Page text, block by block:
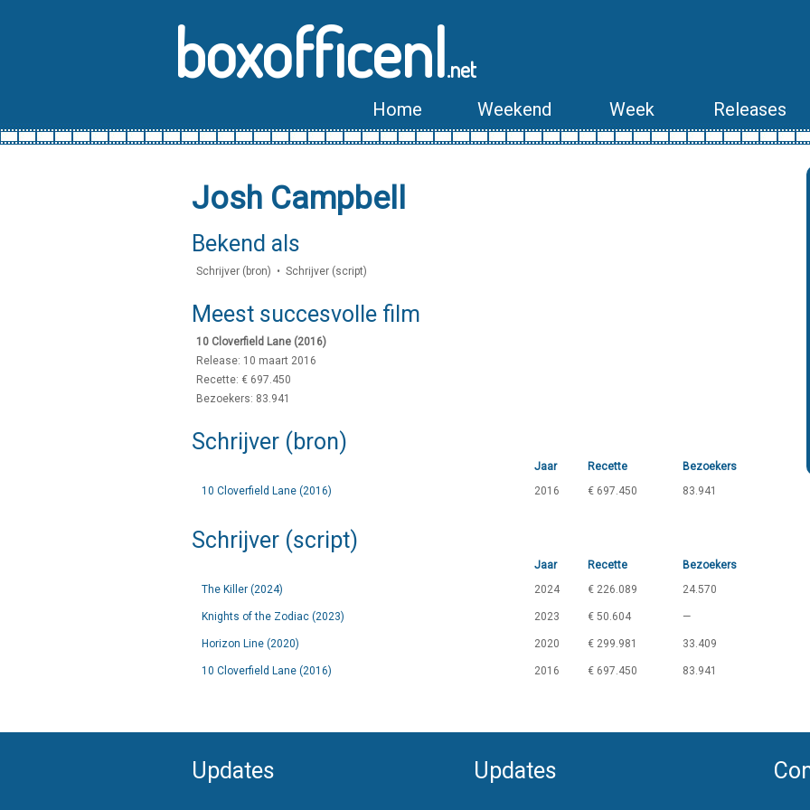
boxofficenl.net
Home Weekend Week Releases
Josh Campbell
Bekend als
Schrijver (bron) • Schrijver (script)
Meest succesvolle film
10 Cloverfield Lane (2016)
Release: 10 maart 2016
Recette: € 697.450
Bezoekers: 83.941
Schrijver (bron)
Jaar Recette
Bezoekers
10 Cloverfield Lane (2016)
2016 € 697.450 83.941
Schrijver (script)
Jaar Recette
Bezoekers
The Killer (2024)
2024 € 226.089 24.570
Knights of the Zodiac (2023) 2023 € 50.604 —
Horizon Line (2020) 2020 € 299.981 33.409
10 Cloverfield Lane (2016) 2016 € 697.450 83.941
Updates Updates